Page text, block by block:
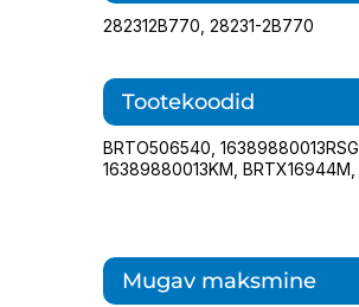
282312B770 28231-2B770
Tootekoodid
BRTO506540 16389880013RSG
16389880013KM BRTX16944М
Mugav maksmine